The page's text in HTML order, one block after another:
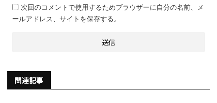
次回のコメントで使用するためブラウザーに自分の名前、メ
ールアドレス、サイトを保存する。
関連記事